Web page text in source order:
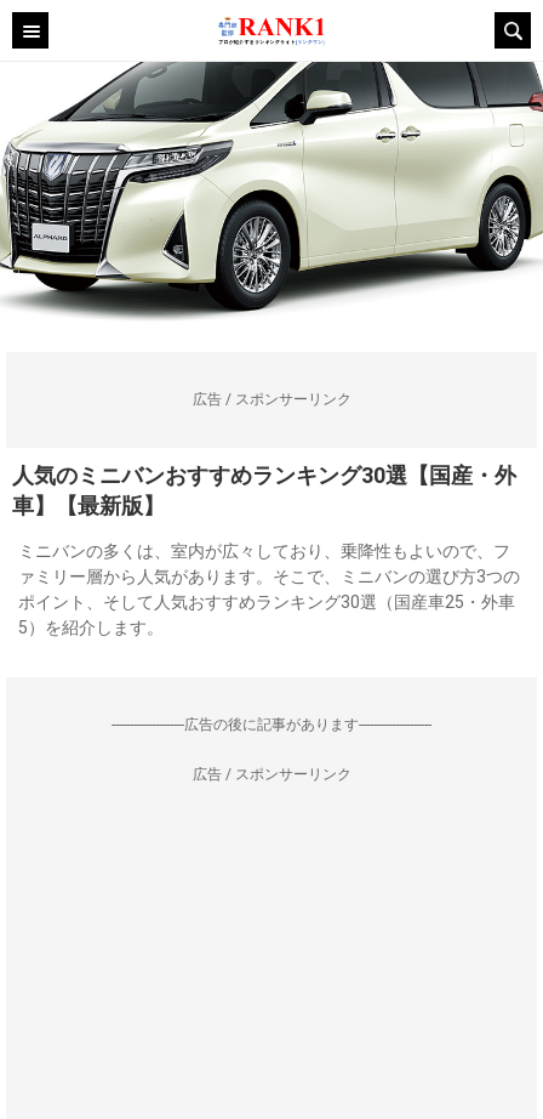
広告 / スポンサーリンク
人気のミニバンおすすめランキング30選【国産・外
車】【最新版】
ミニバンの多くは、室内が広々しており、乗降性もよいので、フ
ァミリー層から人気があります。そこで、ミニバンの選び方3つの
ポイント、そして人気おすすめランキング30選（国産車25・外車
5）を紹介します。
--------------------広告の後に記事があります--------------------
広告 / スポンサーリンク